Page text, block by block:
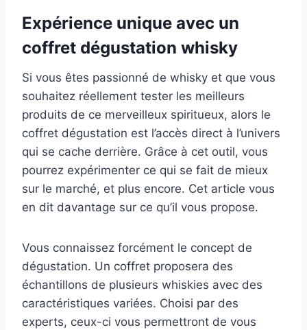
Expérience unique avec un
coffret dégustation whisky
Si vous êtes passionné de whisky et que vous
souhaitez réellement tester les meilleurs
produits de ce merveilleux spiritueux, alors le
coffret dégustation est l’accès direct à l’univers
qui se cache derrière. Grâce à cet outil, vous
pourrez expérimenter ce qui se fait de mieux
sur le marché, et plus encore. Cet article vous
en dit davantage sur ce qu’il vous propose.
Vous connaissez forcément le concept de
dégustation. Un coffret proposera des
échantillons de plusieurs whiskies avec des
caractéristiques variées. Choisi par des
experts, ceux-ci vous permettront de vous